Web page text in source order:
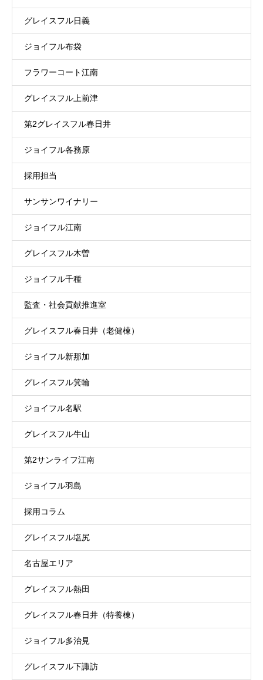
グレイスフル日義
ジョイフル布袋
フラワーコート江南
グレイスフル上前津
第2グレイスフル春日井
ジョイフル各務原
採用担当
サンサンワイナリー
ジョイフル江南
グレイスフル木曽
ジョイフル千種
監査・社会貢献推進室
グレイスフル春日井（老健棟）
ジョイフル新那加
グレイスフル箕輪
ジョイフル名駅
グレイスフル牛山
第2サンライフ江南
ジョイフル羽島
採用コラム
グレイスフル塩尻
名古屋エリア
グレイスフル熱田
グレイスフル春日井（特養棟）
ジョイフル多治見
グレイスフル下諏訪